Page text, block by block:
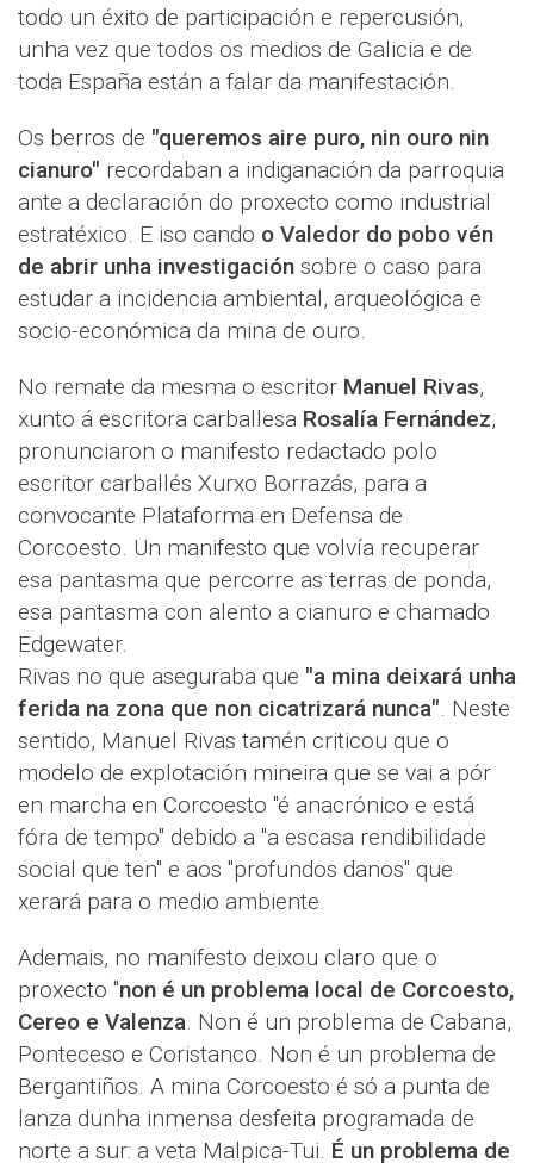
todo un éxito de participación e repercusión,
unha vez que todos os medios de Galicia e de
toda España están a falar da manifestación.
Os berros de "queremos aire puro, nin ouro nin
cianuro" recordaban a indiganación da parroquia
ante a declaración do proxecto como industrial
estratéxico. E iso cando o Valedor do pobo vén
de abrir unha investigación sobre o caso para
estudar a incidencia ambiental, arqueológica e
socio-económica da mina de ouro.
No remate da mesma o escritor Manuel Rivas,
xunto á escritora carballesa Rosalía Fernández,
pronunciaron o manifesto redactado polo
escritor carballés Xurxo Borrazás, para a
convocante Plataforma en Defensa de
Corcoesto. Un manifesto que volvía recuperar
esa pantasma que percorre as terras de ponda,
esa pantasma con alento a cianuro e chamado
Edgewater.
Rivas no que aseguraba que "a mina deixará unha
ferida na zona que non cicatrizará nunca". Neste
sentido, Manuel Rivas tamén criticou que o
modelo de explotación mineira que se vai a pór
en marcha en Corcoesto "é anacrónico e está
fóra de tempo" debido a "a escasa rendibilidade
social que ten" e aos "profundos danos" que
xerará para o medio ambiente.
Ademais, no manifesto deixou claro que o
proxecto "non é un problema local de Corcoesto,
Cereo e Valenza. Non é un problema de Cabana,
Ponteceso e Coristanco. Non é un problema de
Bergantiños. A mina Corcoesto é só a punta de
lanza dunha inmensa desfeita programada de
norte a sur: a veta Malpica-Tui. É un problema de